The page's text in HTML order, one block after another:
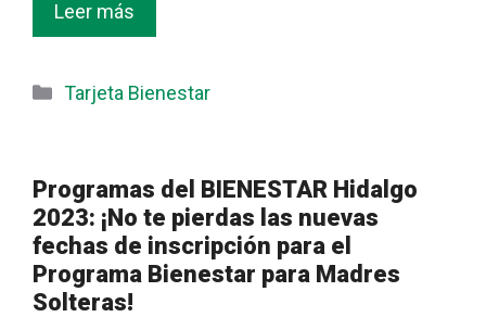
Leer más
Categorías
Tarjeta Bienestar
Programas del BIENESTAR Hidalgo
2023: ¡No te pierdas las nuevas
fechas de inscripción para el
Programa Bienestar para Madres
Solteras!